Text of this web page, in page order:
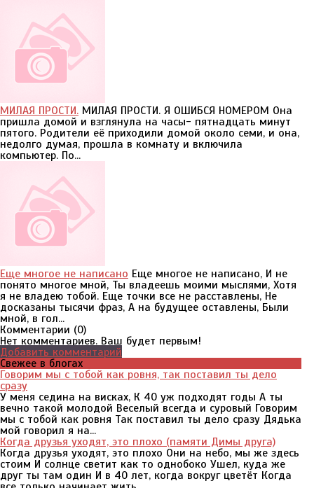
МИЛАЯ ПРОСТИ. МИЛАЯ ПРОСТИ. Я ОШИБСЯ НОМЕРОМ Она
пришла домой и взглянула на часы- пятнадцать минут
пятого. Родители её приходили домой около семи, и она,
недолго думая, прошла в комнату и включила
компьютер. По...
Еще многое не написано Еще многое не написано, И не
понято многое мной, Ты владеешь моими мыслями, Хотя
я не владею тобой. Еще точки все не расставлены, Не
досказаны тысячи фраз, А на будущее оставлены, Были
мной, в гол...
Комментарии (0)
Нет комментариев. Ваш будет первым!
Добавить комментарий
Свежее в блогах
Говорим мы с тобой как ровня, так поставил ты дело
сразу
У меня седина на висках, К 40 уж подходят годы А ты
вечно такой молодой Веселый всегда и суровый Говорим
мы с тобой как ровня Так поставил ты дело сразу Дядька
мой говорил я на...
Когда друзья уходят, это плохо (памяти Димы друга)
Когда друзья уходят, это плохо Они на небо, мы же здесь
стоим И солнце светит как то однобоко Ушел, куда же
друг ты там один И в 40 лет, когда вокруг цветёт Когда